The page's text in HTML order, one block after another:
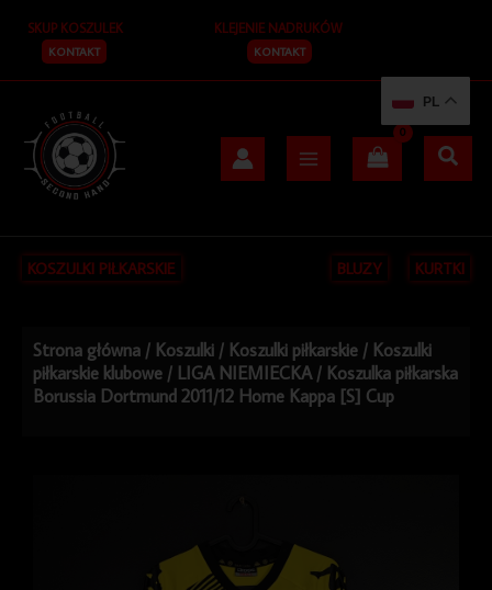
treści
SKUP KOSZULEK
KONTAKT
KLEJENIE NADRUKÓW
KONTAKT
KOSZULKI PIŁKARSKIE BLUZY KURTKI
Strona główna / Koszulki / Koszulki piłkarskie / Koszulki
piłkarskie klubowe / LIGA NIEMIECKA / Koszulka piłkarska
Borussia Dortmund 2011/12 Home Kappa [S] Cup
PL